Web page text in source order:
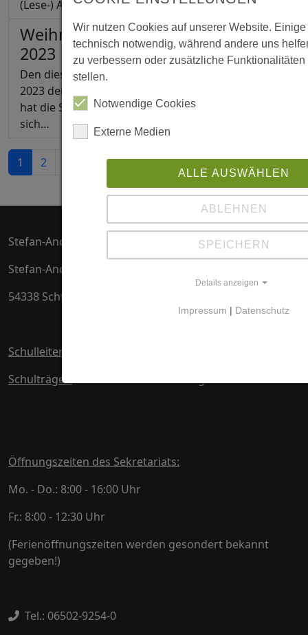
(Lese-) Abenteuer.“ …
Weihnachtskarten-Wettbewerb
2023
Den diesjährigen Weihnachtskarten-Wettbewerb
2023 der Stefan-Andres Realschule plus mit FOS,
hat die Schülerin Nikola Czubak (Klasse 8a) für
sich…
1 2
Stefan-Andres-Realschule plus mit Fachoberschule
Stefan-Andres-Str. 1
54338 Schweich
Schulleiter:
Schulträger:
Öffnungszeiten des Sekretariats:
Mo. - Do.: 8:00 - 16:00 Uhr
Fr.: 8:00 - 12:30 Uhr
(Ferienöffnungszeiten werden gesondert bekannt
gegeben!)
Tel.: 06502-9254-0
Wir nutzen Cookies auf unserer Website.
technisch notwendig, während andere uns
zu verbessern oder zusätzliche
stellen.
Notwendige Cookies
Externe Medien
ALLE AUSWÄHLEN
ABLEHNEN
SPEICHERN
Details anzeigen
Impressum | Datenschutz